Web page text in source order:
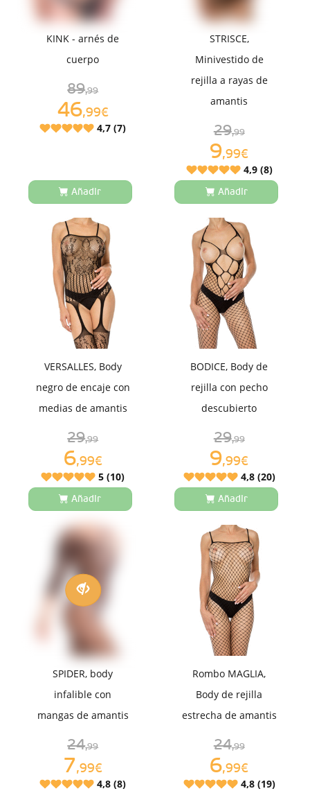
KINK - arnés de
cuerpo
89,99
46,99€
4,7 (7)
Añadir
STRISCE,
Minivestido de
rejilla a rayas de
amantis
29,99
9,99€
4,9 (8)
Añadir
VERSALLES, Body
negro de encaje con
medias de amantis
29,99
6,99€
5 (10)
Añadir
BODICE, Body de
rejilla con pecho
descubierto
29,99
9,99€
4,8 (20)
Añadir
SPIDER, body
infalible con
mangas de amantis
24,99
7,99€
4,8 (8)
Rombo MAGLIA,
Body de rejilla
estrecha de amantis
24,99
6,99€
4,8 (19)